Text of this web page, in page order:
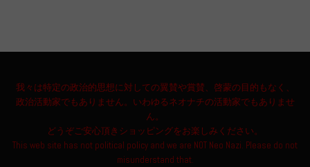
我々は特定の政治的思想に対しての翼賛や賞賛、啓蒙の目的もなく、
政治活動家でもありません。いわゆるネオナチの活動家でもありませ
ん。
どうぞご安心頂きショッピングをお楽しみください。
This web site has not political policy and we are NOT Neo Nazi. Please do not
misunderstand that.